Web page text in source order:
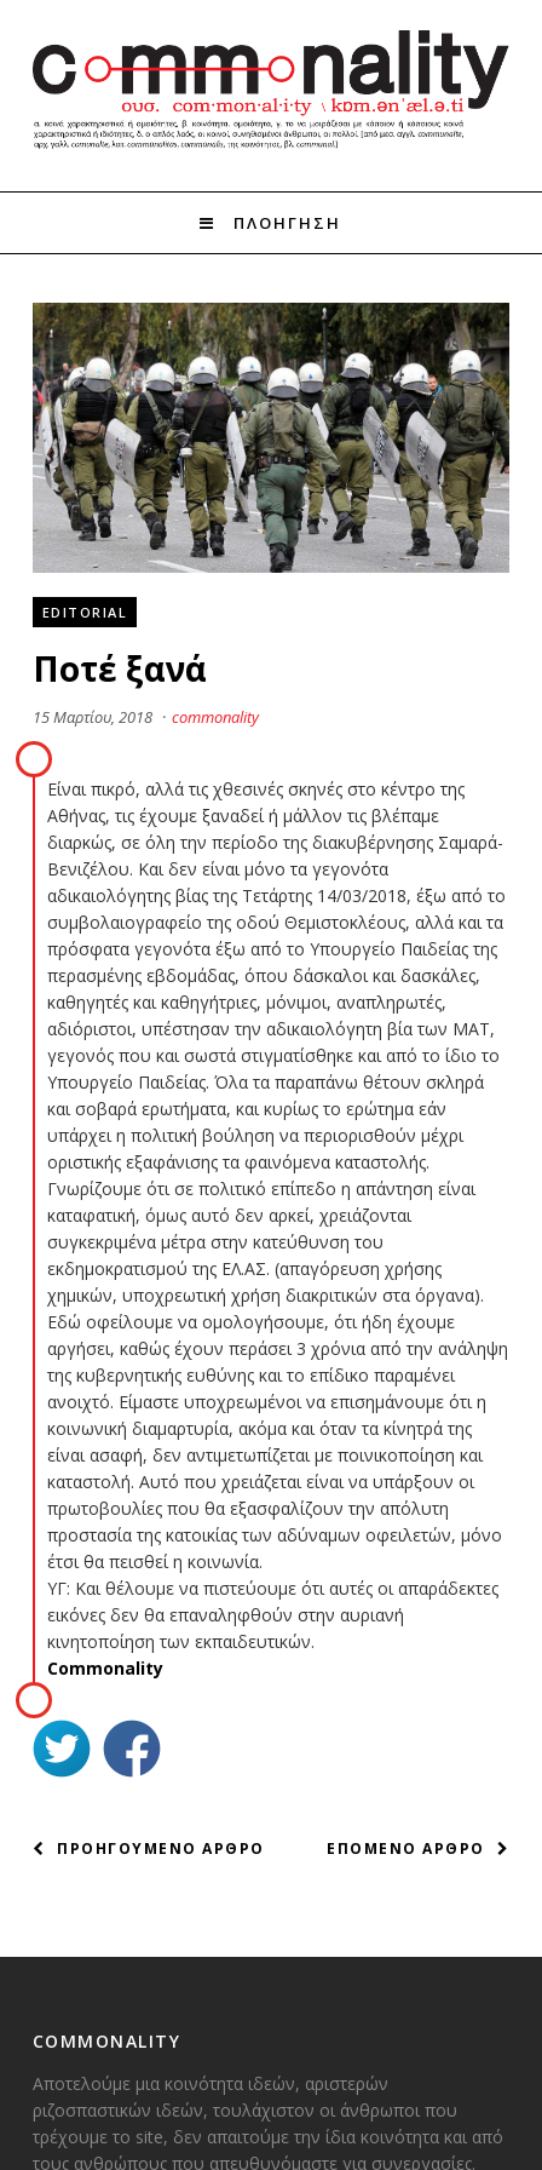
ΠΛΟΗΓΗΣΗ
EDITORIAL
Ποτέ ξανά
15 Μαρτίου, 2018 · commonality
Eίναι πικρό, αλλά τις χθεσινές σκηνές στο κέντρο της
Αθήνας, τις έχουμε ξαναδεί ή μάλλον τις βλέπαμε
διαρκώς, σε όλη την περίοδο της διακυβέρνησης Σαμαρά-
Βενιζέλου. Και δεν είναι μόνο τα γεγονότα
αδικαιολόγητης βίας της Τετάρτης 14/03/2018, έξω από το
συμβολαιογραφείο της οδού Θεμιστοκλέους, αλλά και τα
πρόσφατα γεγονότα έξω από το Υπουργείο Παιδείας της
περασμένης εβδομάδας, όπου δάσκαλοι και δασκάλες,
καθηγητές και καθηγήτριες, μόνιμοι, αναπληρωτές,
αδιόριστοι, υπέστησαν την αδικαιολόγητη βία των ΜΑΤ,
γεγονός που και σωστά στιγματίσθηκε και από το ίδιο το
Υπουργείο Παιδείας. Όλα τα παραπάνω θέτουν σκληρά
και σοβαρά ερωτήματα, και κυρίως το ερώτημα εάν
υπάρχει η πολιτική βούληση να περιορισθούν μέχρι
οριστικής εξαφάνισης τα φαινόμενα καταστολής.
Γνωρίζουμε ότι σε πολιτικό επίπεδο η απάντηση είναι
καταφατική, όμως αυτό δεν αρκεί, χρειάζονται
συγκεκριμένα μέτρα στην κατεύθυνση του
εκδημοκρατισμού της ΕΛ.ΑΣ. (απαγόρευση χρήσης
χημικών, υποχρεωτική χρήση διακριτικών στα όργανα).
Εδώ οφείλουμε να ομολογήσουμε, ότι ήδη έχουμε
αργήσει, καθώς έχουν περάσει 3 χρόνια από την ανάληψη
της κυβερνητικής ευθύνης και το επίδικο παραμένει
ανοιχτό. Είμαστε υποχρεωμένοι να επισημάνουμε ότι η
κοινωνική διαμαρτυρία, ακόμα και όταν τα κίνητρά της
είναι ασαφή, δεν αντιμετωπίζεται με ποινικοποίηση και
καταστολή. Αυτό που χρειάζεται είναι να υπάρξουν οι
πρωτοβουλίες που θα εξασφαλίζουν την απόλυτη
προστασία της κατοικίας των αδύναμων οφειλετών, μόνο
έτσι θα πεισθεί η κοινωνία.
ΥΓ: Και θέλουμε να πιστεύουμε ότι αυτές οι απαράδεκτες
εικόνες δεν θα επαναληφθούν στην αυριανή
κινητοποίηση των εκπαιδευτικών.
Commonality
ΠΛΟΗΓΗΣΗ
ΕΠΟΜΕΝΟ ΑΡΘΡΟ
ΠΡΟΗΓΟΥΜΕΝΟ ΑΡΘΡΟ
COMMONALITY
Αποτελούμε μια κοινότητα ιδεών, αριστερών
ριζοσπαστικών ιδεών, τουλάχιστον οι άνθρωποι που
τρέχουμε το site, δεν απαιτούμε την ίδια κοινότητα και από
τους ανθρώπους που απευθυνόμαστε για συνεργασίες.